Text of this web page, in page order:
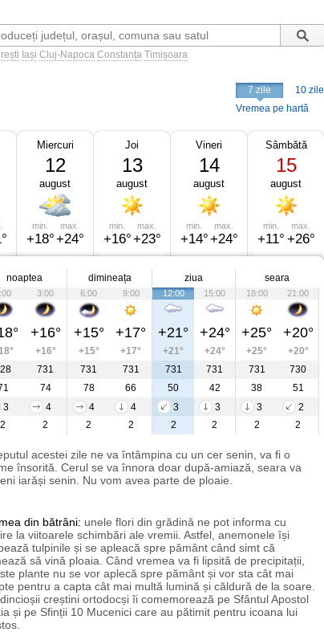
Iași Cluj-Napoca Constanța Timișoara
7 zile
10 zile
Vremea pe hartă
Miercuri
12
august
min.
+18°
max.
+24°
Joi
13
august
min.
+16°
max.
+23°
Vineri
14
august
min.
+14°
max.
+24°
Sâmbătă
15
august
min.
+11°
max.
+26°
noaptea dimineața ziua seara
3:00 6:00 9:00 12:00 15:00 18:00 21:00
+16° +15° +17° +21° +24° +25° +20°
+16° +15° +17° +21° +24° +25°
+20°
731 731 731 731 731 731
730
74 78 66 50 42 38
51
3
4 4 4 3 3 3
2
2
2 2 2 2 2 2 2
acestei zile ne va întâmpina cu un cer senin, va fi o
însorită. Cerul se va înnora doar după-amiază, seara va
iarăși senin. Nu vom avea parte de ploaie.
din bătrâni: unele flori din grădină ne pot informa cu
la viitoarele schimbări ale vremii. Astfel, anemonele își
tulpinile și se apleacă spre pământ când simt că
să vină ploaia. Când vremea va fi lipsită de precipitații,
plante nu se vor aplecă spre pământ și vor sta cât mai
pentru a capta cât mai multă lumină și căldură de la soare.
creștini ortodocși îi comemorează pe Sfântul Apostol
și pe Sfinții 10 Mucenici care au pătimit pentru icoana lui